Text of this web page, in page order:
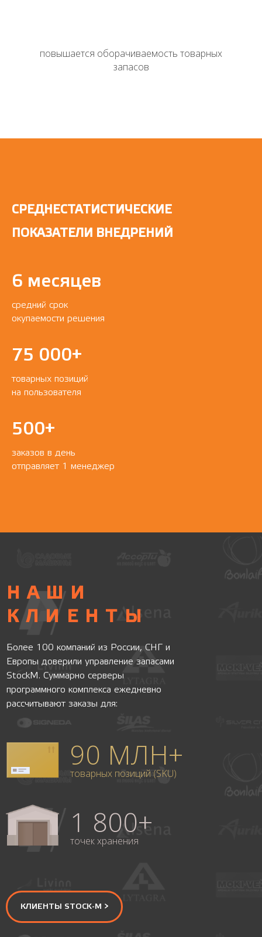
повышается оборачиваемость товарных
запасов
СРЕДНЕСТАТИСТИЧЕСКИЕ
ПОКАЗАТЕЛИ ВНЕДРЕНИЙ
6 месяцев
средний срок
окупаемости решения
75 000+
товарных позиций
на пользователя
500+
заказов в день
отправляет 1 менеджер
НАШИ
КЛИЕНТЫ
Более 100 компаний из России, СНГ и
Европы доверили управление запасами
StockM. Суммарно серверы
программного комплекса ежедневно
рассчитывают заказы для:
90 МЛН+
товарных позиций (SKU)
1 800+
точек хранения
КЛИЕНТЫ STOCK-M >